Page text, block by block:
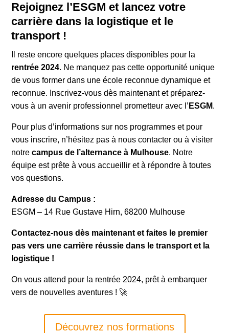
Rejoignez l’ESGM et lancez votre
carrière dans la logistique et le
transport !
Il reste encore quelques places disponibles pour la
rentrée 2024. Ne manquez pas cette opportunité unique
de vous former dans une école reconnue dynamique et
reconnue. Inscrivez-vous dès maintenant et préparez-
vous à un avenir professionnel prometteur avec l’ ESGM.
Pour plus d’informations sur nos programmes et pour
vous inscrire, n’hésitez pas à nous contacter ou à visiter
notrecampus de l’alternance à Mulhouse. Notre
équipe est prête à vous accueillir et à répondre à toutes
vos questions.
Adresse du Campus :
ESGM – 14 Rue Gustave Hirn, 68200 Mulhouse
Contactez-nous dès maintenant et faites le premier
pas vers une carrière réussie dans le transport et la
logistique !
On vous attend pour la rentrée 2024, prêt à embarquer
vers de nouvelles aventures ! 🚀
Découvrez nos formations